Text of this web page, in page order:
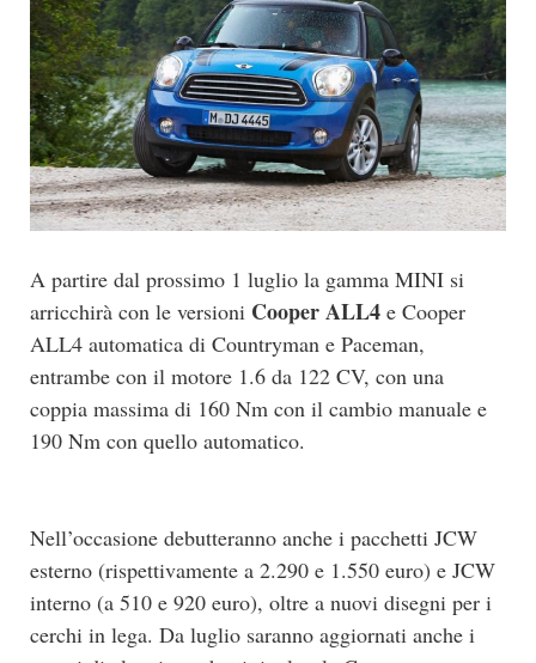
A partire dal prossimo 1 luglio la gamma MINI si
arricchirà con le versioni Cooper ALL4 e Cooper
ALL4 automatica di Countryman e Paceman,
entrambe con il motore 1.6 da 122 CV, con una
coppia massima di 160 Nm con il cambio manuale e
190 Nm con quello automatico.
Nell’occasione debutteranno anche i pacchetti JCW
esterno (rispettivamente a 2.290 e 1.550 euro) e JCW
interno (a 510 e 920 euro), oltre a nuovi disegni per i
cerchi in lega. Da luglio saranno aggiornati anche i